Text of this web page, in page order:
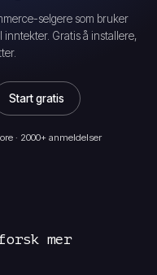
selgere som bruker
inntekter. Gratis å installere,
Start gratis
· 2000+ anmeldelser
mer